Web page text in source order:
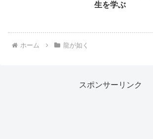
生を学ぶ
ホーム 龍が如く
スポンサーリンク